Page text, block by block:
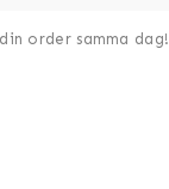
order samma dag!